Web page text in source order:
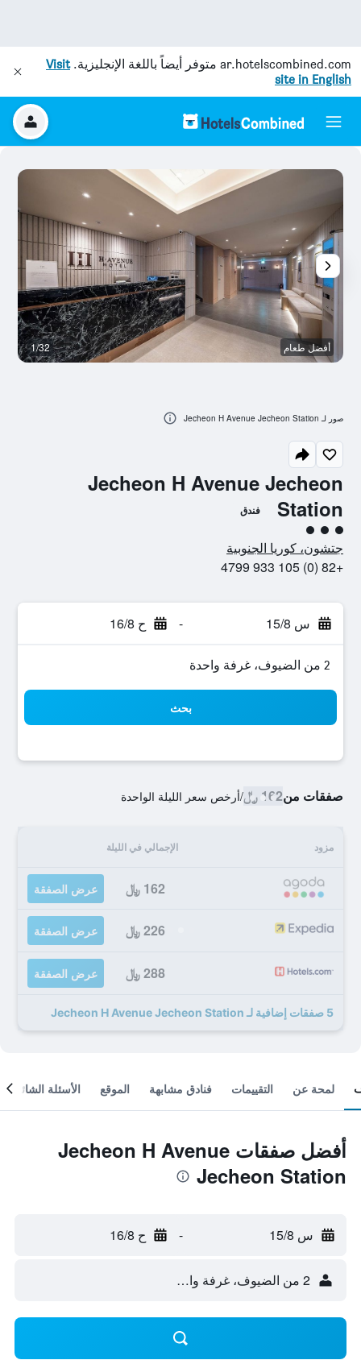
ar.hotelscombined.com متوفر أيضاً باللغة الإنجليزية.Visit
site in English
Jecheon H Avenue Jecheon
Station
فندق
تقييم فئة 3
جتشون، كوريا الجنوبية
+82 (0) 105 933 4799
س 15/8 - ح 16/8
2 من الضيوف، غرفة واحدة
بحث
صفقات من162 ﷼ /أرخص سعر الليلة الواحدة
مزود الإجمالي في الليلة
162 ﷼ عرض الصفقة
226 ﷼ عرض الصفقة
288 ﷼ عرض الصفقة
5 صفقات إضافية لـ Jecheon H Avenue Jecheon Station
أفضل طعام 1/32
صور لـ Jecheon H Avenue Jecheon Station
لمحة عن التقييمات فنادق مشابهة الموقع الأسئلة الشائعة
أفضل صفقات Jecheon H Avenue
Jecheon Station
س 15/8 - ح 16/8
2 من الضيوف، غرفة واحدة